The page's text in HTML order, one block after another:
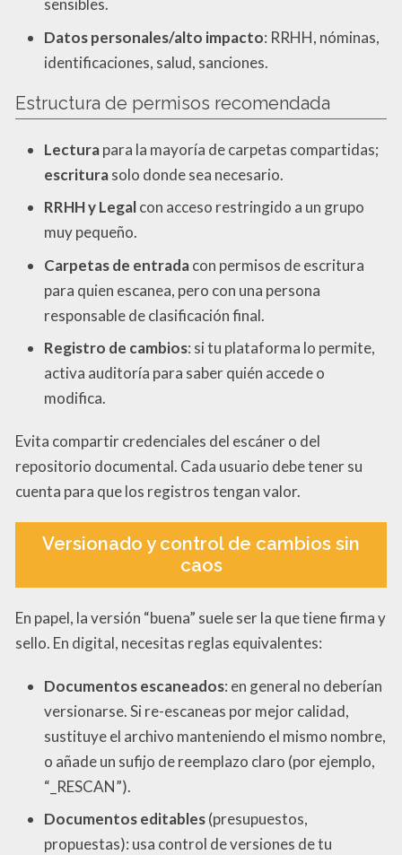
sensibles.
Datos personales/alto impacto: RRHH, nóminas,
identificaciones, salud, sanciones.
Estructura de permisos recomendada
Lecturapara la mayoría de carpetas compartidas;
escriturasolo donde sea necesario.
RRHH y Legalcon acceso restringido a un grupo
muy pequeño.
Carpetas de entradacon permisos de escritura
para quien escanea, pero con una persona
responsable de clasificación final.
Registro de cambios: si tu plataforma lo permite,
activa auditoría para saber quién accede o
modifica.
Evita compartir credenciales del escáner o del
repositorio documental. Cada usuario debe tener su
cuenta para que los registros tengan valor.
Versionado y control de cambios sin
caos
En papel, la versión “buena” suele ser la que tiene firma y
sello. En digital, necesitas reglas equivalentes:
Documentos escaneados: en general no deberían
versionarse. Si re-escaneas por mejor calidad,
sustituye el archivo manteniendo el mismo nombre,
o añade un sufijo de reemplazo claro (por ejemplo,
“_RESCAN”).
Documentos editables(presupuestos,
propuestas): usa control de versiones de tu